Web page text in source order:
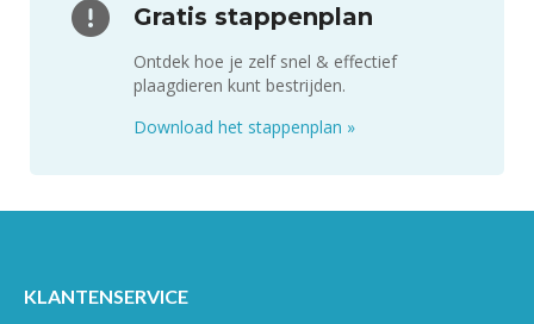
Gratis stappenplan
Ontdek hoe je zelf snel & effectief
plaagdieren kunt bestrijden.
Download het stappenplan »
KLANTENSERVICE